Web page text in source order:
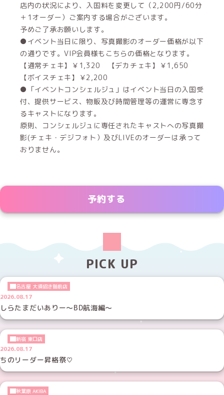
店内の状況により、入国料を変更して（2,200円/60分
＋1オーダー）ご案内する場合がございます。
予めご了承お願いします。
●イベント当日に限り、写真撮影のオーダー価格が以下
の通りです。VIP会員様もこちらの価格となります。
【通常チェキ】￥1,320 【デカチェキ】￥1,650
【ボイスチェキ】￥2,200
●「イベントコンシェルジュ」はイベント当日の入国受
付、提供サービス、物販及び時間管理等の運営に専念す
るキャストになります。
原則、コンシェルジュに専任されたキャストへの写真撮
影(チェキ・デジフォト）及びLIVEのオーダーは承って
おりません。
予約する
PICK UP
名古屋 大須招き猫前店
2026.08.17
しらたまだいありー～BD航海編～
新宿 東口店
2026.08.17
ちのリーダー昇格祭♡
秋葉原 AKIBA